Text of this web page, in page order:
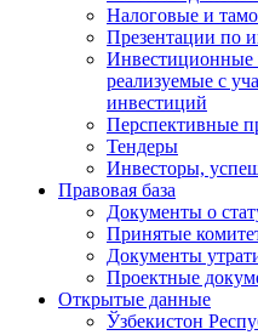
Налоговые и
Презентации по
Инвестиционные
реализуемые с
инвестиций
Перспективные
Тендеры
Инвесторы,
Правовая база
Документы о
Принятые
Документы
Проектные
Открытые данные
Ўзбекистон